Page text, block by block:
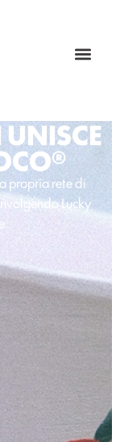
UNISCE
propria rete di
Lucky